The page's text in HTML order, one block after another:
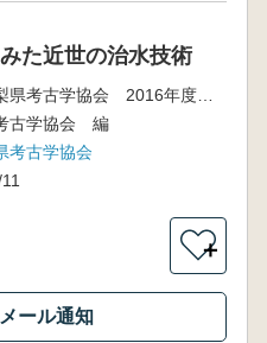
た近世の治水技術
山梨県考古学協会 2016年度研究集会
古学協会 編
考古学協会
＋
ール通知